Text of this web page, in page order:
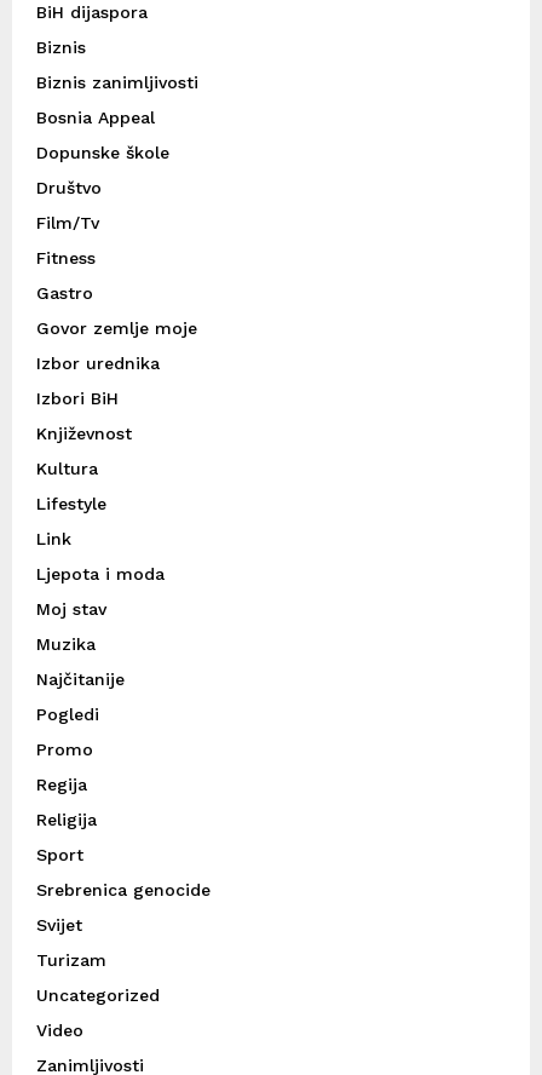
BiH dijaspora
Biznis
Biznis zanimljivosti
Bosnia Appeal
Dopunske škole
Društvo
Film/Tv
Fitness
Gastro
Govor zemlje moje
Izbor urednika
Izbori BiH
Književnost
Kultura
Lifestyle
Link
Ljepota i moda
Moj stav
Muzika
Najčitanije
Pogledi
Promo
Regija
Religija
Sport
Srebrenica genocide
Svijet
Turizam
Uncategorized
Video
Zanimljivosti